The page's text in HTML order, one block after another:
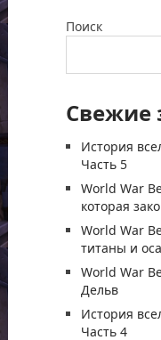
Поиск
Свежие
История
Часть 5
World War
которая
World War
титаны и
World War
Дельв
История
Часть 4